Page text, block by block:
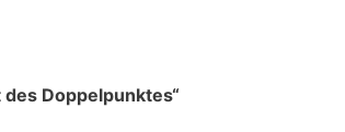
Doppelpunktes“